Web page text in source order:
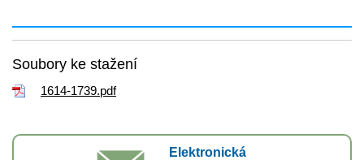
Soubory ke stažení
1614-1739.pdf
Elektronická